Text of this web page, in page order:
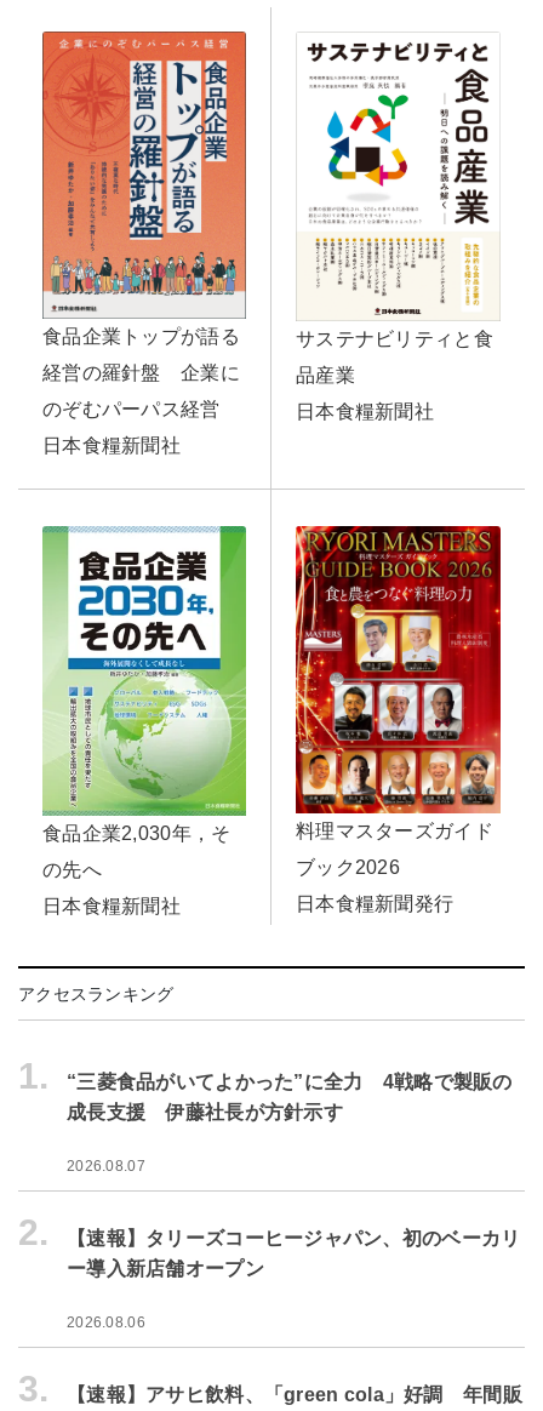
食品企業トップが語る
経営の羅針盤 企業に
のぞむパーパス経営
日本食糧新聞社
サステナビリティと食
品産業
日本食糧新聞社
食品企業2,030年，そ
の先へ
日本食糧新聞社
料理マスターズガイド
ブック2026
日本食糧新聞発行
アクセスランキング
1.
“三菱食品がいてよかった”に全力 4戦略で製販の
成長支援 伊藤社長が方針示す
2026.08.07
2.
【速報】タリーズコーヒージャパン、初のベーカリ
ー導入新店舗オープン
2026.08.06
3.
【速報】アサヒ飲料、「green cola」好調 年間販